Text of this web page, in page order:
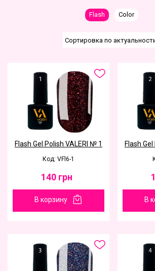
Flash Color
Flash Gel Polish VALERI № 1
Код: VFl6-1
140 грн
В корзину
Flash
В